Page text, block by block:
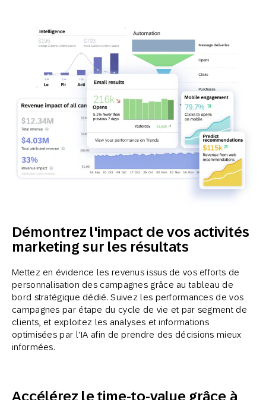
Démontrez l'impact de vos activités
marketing sur les résultats
Mettez en évidence les revenus issus de vos efforts de
personnalisation des campagnes grâce au tableau de
bord stratégique dédié. Suivez les performances de vos
campagnes par étape du cycle de vie et par segment de
clients, et exploitez les analyses et informations
optimisées par l’IA afin de prendre des décisions mieux
informées.
Accélérez le time-to-value grâce à